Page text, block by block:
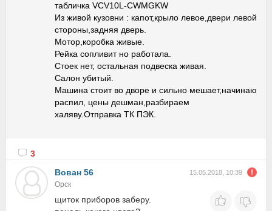
табличка VCV10L-CWMGKW
Из живой кузовни : капот,крыло левое,двери левой
стороны,задняя дверь.
Мотор,коробка живые.
Рейка сопливит но работала.
Стоек нет, остальная подвеска живая.
Салон убитый.
Машина стоит во дворе и сильно мешает,начинаю
распил, цены дешман,разбираем
халяву.Отправка ТК ПЭК.
3
Вован 56
15.05.2018, 10:39
Орск
щиток приборов заберу.